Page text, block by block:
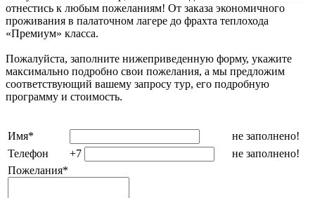
отнестись к любым пожеланиям! От заказа экономичного
проживания в палаточном лагере до фрахта теплохода
«Премиум» класса.
Пожалуйста, заполните нижеприведенную форму, укажите
максимально подробно свои пожелания, а мы предложим
соответствующий вашему запросу тур, его подробную
программу и стоимость.
Имя*
не заполнено!
Телефон
+7
не заполнено!
Пожелания*